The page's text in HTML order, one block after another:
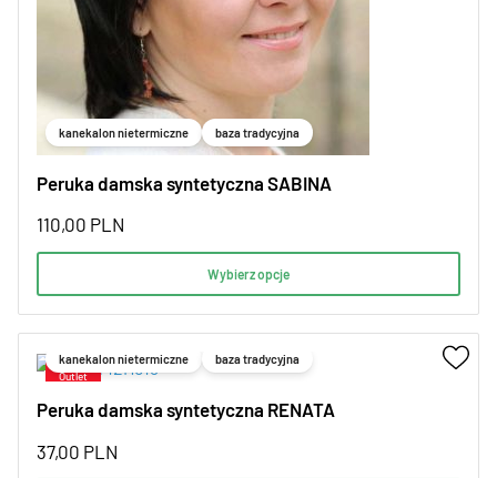
kanekalon nietermiczne baza tradycyjna
Peruka damska syntetyczna SABINA
110,00 PLN
Wybierz opcje
kanekalon nietermiczne baza tradycyjna
Peruka damska syntetyczna RENATA
37,00 PLN